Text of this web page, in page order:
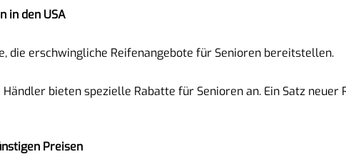
in den USA
die erschwingliche Reifenangebote für Senioren bereitstellen.
Händler bieten spezielle Rabatte für Senioren an. Ein Satz neuer
Preisen